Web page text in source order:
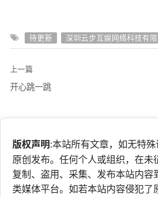
待更新 深圳云步互娱网络科技有
上一篇
开心跳一跳
版权声明:本站所有文章，如无特
原创发布。任何个人或组织，在未
复制、盗用、采集、发布本站内容
类媒体平台。如若本站内容侵犯了